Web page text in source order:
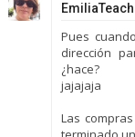
Pues
dirección
¿hace?
jajajaja
Las